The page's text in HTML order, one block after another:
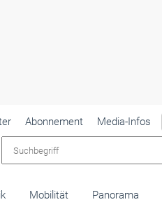
Abonnement
Media-Infos
Mobilität Panorama